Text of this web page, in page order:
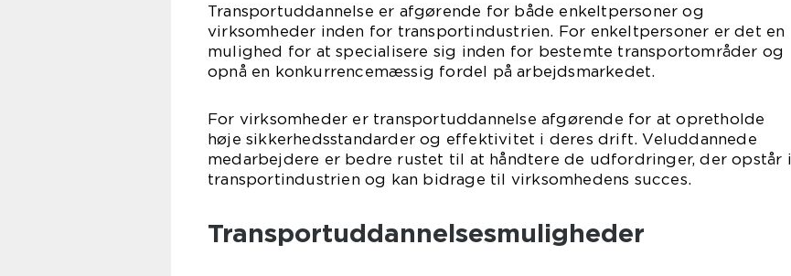
Transportuddannelse er afgørende for både enkeltpersoner og
virksomheder inden for transportindustrien. For enkeltpersoner er det en
mulighed for at specialisere sig inden for bestemte transportområder og
opnå en konkurrencemæssig fordel på arbejdsmarkedet.
For virksomheder er transportuddannelse afgørende for at opretholde
høje sikkerhedsstandarder og effektivitet i deres drift. Veluddannede
medarbejdere er bedre rustet til at håndtere de udfordringer, der opstår i
transportindustrien og kan bidrage til virksomhedens succes.
Transportuddannelsesmuligheder